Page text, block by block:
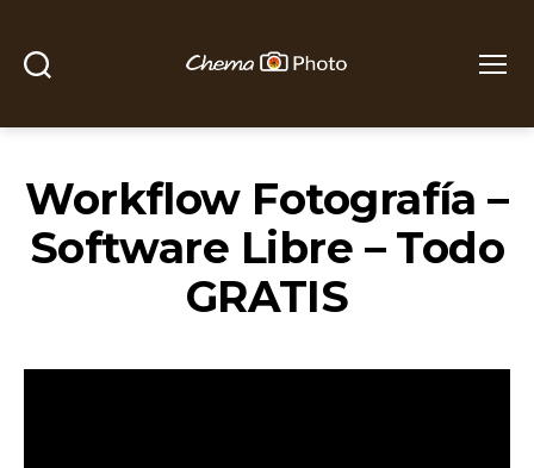
Photo
Workflow Fotografía –
Software Libre – Todo
GRATIS